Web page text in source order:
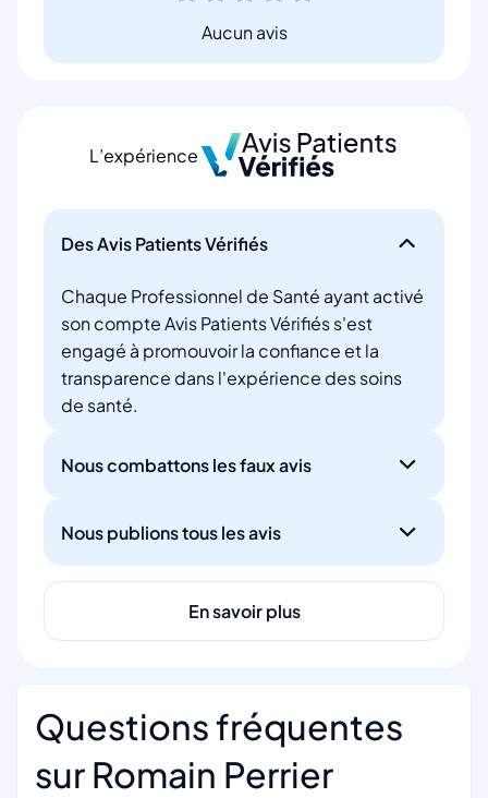
Aucun avis
L’expérience
Des Avis Patients Vérifiés
Chaque Professionnel de Santé ayant activé
son compte Avis Patients Vérifiés s'est
engagé à promouvoir la confiance et la
transparence dans l'expérience des soins
de santé.
Nous combattons les faux avis
Nous publions tous les avis
En savoir plus
Questions fréquentes
sur Romain Perrier